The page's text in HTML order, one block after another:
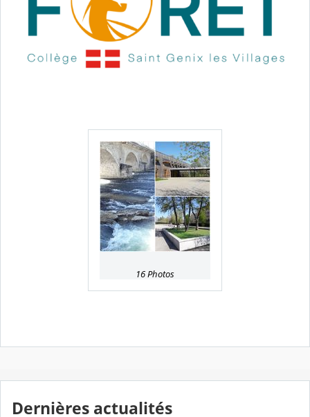
16 Photos
Dernières actualités